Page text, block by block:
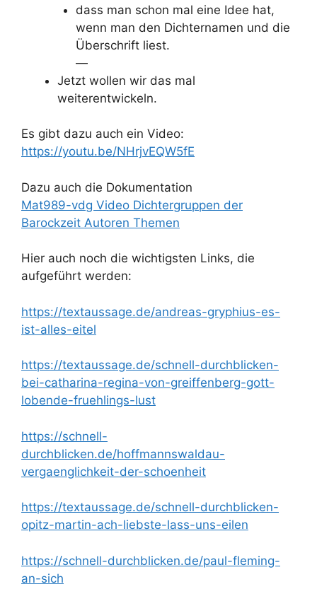
dass man schon mal eine Idee hat,
wenn man den Dichternamen und die
Überschrift liest.
—
Jetzt wollen wir das mal
weiterentwickeln.
Es gibt dazu auch ein Video:
https://youtu.be/NHrjvEQW5fE
Dazu auch die Dokumentation
Mat989-vdg Video Dichtergruppen der
Barockzeit Autoren Themen
Hier auch noch die wichtigsten Links, die
aufgeführt werden:
https://textaussage.de/andreas-gryphius-es-
ist-alles-eitel
https://textaussage.de/schnell-durchblicken-
bei-catharina-regina-von-greiffenberg-gott-
lobende-fruehlings-lust
https://schnell-
durchblicken.de/hoffmannswaldau-
vergaenglichkeit-der-schoenheit
https://textaussage.de/schnell-durchblicken-
opitz-martin-ach-liebste-lass-uns-eilen
https://schnell-durchblicken.de/paul-fleming-
an-sich